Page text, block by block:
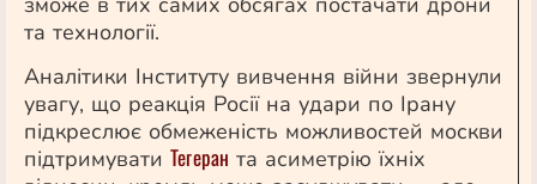
та технології.
Аналітики Інституту вивчення війни звернули
увагу, що реакція Росії на удари по Ірану
підкреслює обмеженість можливостей москви
підтримувати Тегеран та асиметрію їхніх